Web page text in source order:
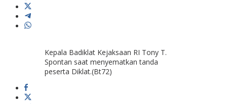
Kepala Badiklat Kejaksaan RI Tony T.
Spontan saat menyematkan tanda
peserta Diklat.(Bt72)